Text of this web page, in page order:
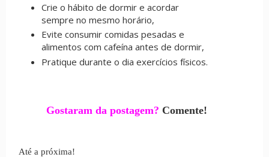
Crie o hábito de dormir e acordar
sempre no mesmo horário,
Evite consumir comidas pesadas e
alimentos com cafeína antes de dormir,
Pratique durante o dia exercícios físicos.
Gostaram da postagem? Comente!
Até a próxima!